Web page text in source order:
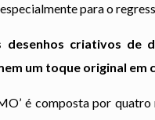
para o
desenhos criativos
um toque original em
é composta por